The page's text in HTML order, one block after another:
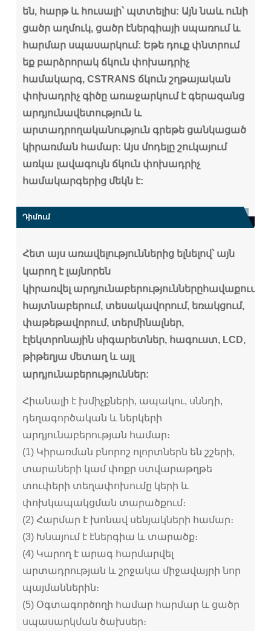
են, հարթ և հուսալի՝ պտտելիս: Այն նաև ունի
ցածր աղմուկ, ցածր էներգիայի սպառում և
հարմար սպասարկում: Եթե դուք փնտրում
եք բարձրորակ ճկուն փոխադրիչ
համակարգ, CSTRANS ճկուն շղթայական
փոխադրիչ գիծը առաջարկում է գերազանց
արդյունավետություն և
արտադրողականություն գրեթե ցանկացած
կիրառման համար: Այս մոդելը շուկայում
առկա լավագույն ճկուն փոխադրիչ
համակարգերից մեկն է:
Դիմում
Հետ այս առավելություններից ելնելով՝ այն
կարող է լայնորեն
կիրառվել արդյունաբերություններըհավաքում,
հայտնաբերում, տեսակավորում, եռակցում,
փաթեթավորում, տերմինալներ,
էլեկտրոնային սիգարետներ, հագուստ, LCD,
թիթեղյա մետաղ և այլ
արդյունաբերություններ:
Հիանալի է խմիչքների, ապակու, սննդի,
դեղագործական և ներկերի
արդյունաբերության համար։
(1) Կիրառման բնորոշ ոլորտներն են շշերի,
տարաների կամ փոքր ստվարաթղթե
տուփերի տեղափոխումը կերի և
փոխկապակցման տարածքում։
(2) Հարմար է խոնավ սենյակների համար։
(3) Խնայում է էներգիա և տարածք։
(4) Կարող է արագ հարմարվել
արտադրության և շրջակա միջավայրի նոր
պայմաններին։
(5) Օգտագործողի համար հարմար և ցածր
սպասարկման ծախսեր։